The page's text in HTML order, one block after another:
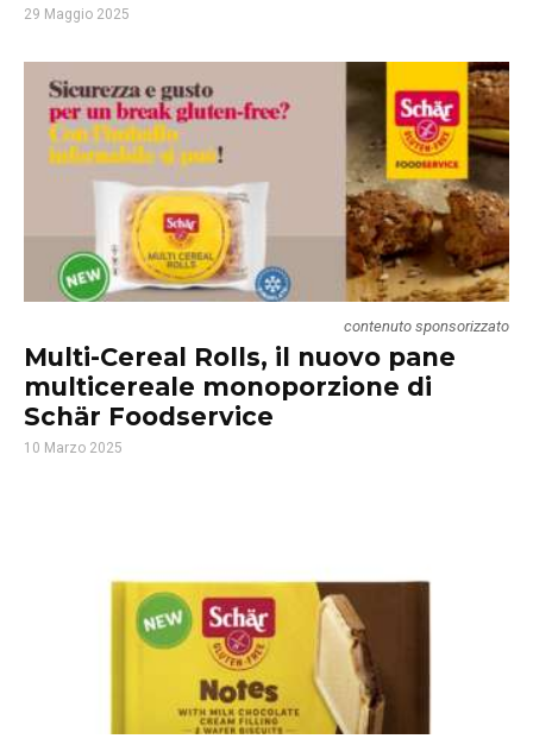
29 Maggio 2025
contenuto sponsorizzato
Multi-Cereal Rolls, il nuovo pane
multicereale monoporzione di
Schär Foodservice
10 Marzo 2025